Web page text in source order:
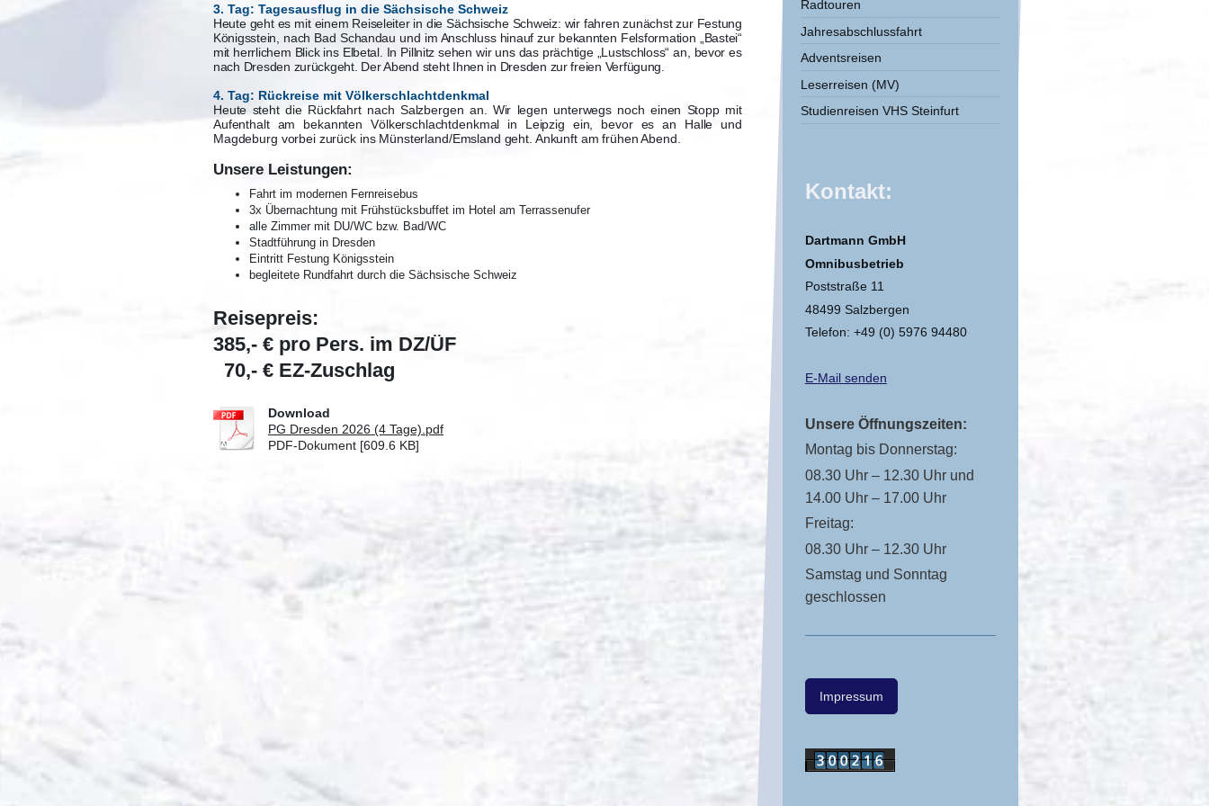
3. Tag: Tagesausflug in die Sächsische Schweiz
Heute geht es mit einem Reiseleiter in die Sächsische Schweiz: wir fahren zunächst zur Festung
Königsstein, nach Bad Schandau und im Anschluss hinauf zur bekannten Felsformation „Bastei“
mit herrlichem Blick ins Elbetal. In Pillnitz sehen wir uns das prächtige „Lustschloss“ an, bevor es
nach Dresden zurückgeht. Der Abend steht Ihnen in Dresden zur freien Verfügung.
4. Tag: Rückreise mit Völkerschlachtdenkmal
Heute steht die Rückfahrt nach Salzbergen an. Wir legen unterwegs noch einen Stopp mit
Aufenthalt am bekannten Völkerschlachtdenkmal in Leipzig ein, bevor es an Halle und
Magdeburg vorbei zurück ins Münsterland/Emsland geht. Ankunft am frühen Abend.
Unsere Leistungen:
Fahrt im modernen Fernreisebus
3x Übernachtung mit Frühstücksbuffet im Hotel am Terrassenufer
alle Zimmer mit DU/WC bzw. Bad/WC
Stadtführung in Dresden
Eintritt Festung Königsstein
begleitete Rundfahrt durch die Sächsische Schweiz
Reisepreis:
385,- € pro Pers. im DZ/ÜF
70,- € EZ-Zuschlag
Download
PG Dresden 2026 (4 Tage).pdf
PDF-Dokument [609.6 KB]
Radtouren
Jahresabschlussfahrt
Adventsreisen
Leserreisen (MV)
Studienreisen VHS Steinfurt
Kontakt:
Dartmann GmbH
Omnibusbetrieb
Poststraße 11
48499 Salzbergen
Telefon: +49 (0) 5976 94480
E-Mail senden
Unsere Öffnungszeiten:
Montag bis Donnerstag:
08.30 Uhr – 12.30 Uhr und
14.00 Uhr – 17.00 Uhr
Freitag:
08.30 Uhr – 12.30 Uhr
Samstag und Sonntag
geschlossen
Impressum